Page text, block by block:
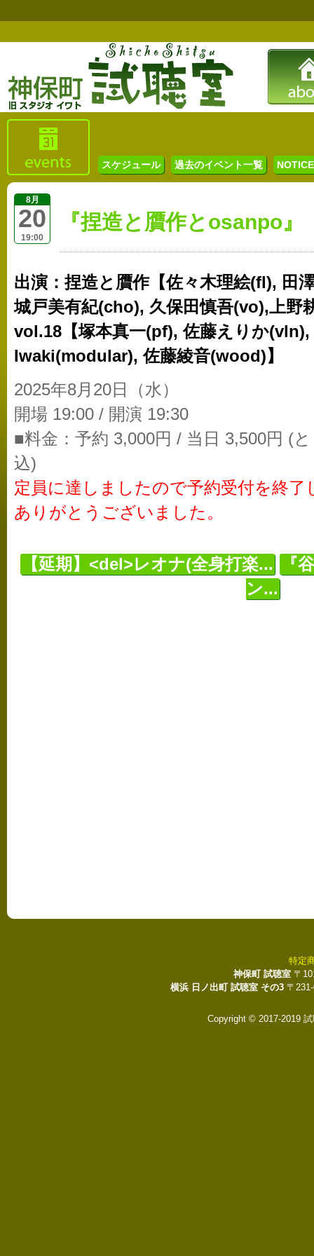
スケジュール 過去のイベント一覧
8月
20
19:00
『捏造と贋作とosanpo』
出演：捏造と贋作【佐々木理絵(fl), 田
城戸美有紀(cho), 久保田慎吾(vo),上野
vol.18【塚本真一(pf), 佐藤えりか
Iwaki(modular), 佐藤綾音(wood)】
2025年8月20日（水）
開場 19:00 / 開演 19:30
■料金：予約 3,000円 / 当日 3,500円 (
込)
定員に達しましたので予約受付を終了
ありがとうございました。
【延期】<del>レオナ(全身打楽...
『
ン...
特定
神保町 試聴室 〒
横浜 日ノ出町 試聴室 その3 〒
Copyright © 2017-2019